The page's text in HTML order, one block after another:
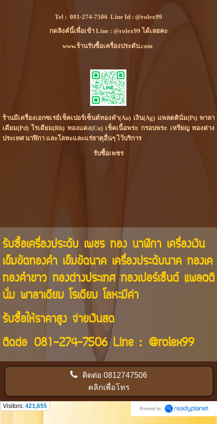
Tel : 081-274-7506 Line Id : @rolex99
กดลิงค์นี้เพื่อเข้า Line : @rolex99 ได้เลยคะ
www.ร้านรับซื้อเครื่องประดับ.com
ร้านมีเครื่องเอกซเรย์เช็คเปอร์เซ็นต์ทองคำ(Au) เงิน(Ag) แพลตตินั่ม(Pt) พาลา
เดียม(Pd) โรเดียม(Rh) ทองแดง(Cu) เช็คเนื้อพระ กรอบพระ เหรียญ ทองต่าง
ประเทศ นาฬิกา และโลหะและแร่ธาตุอื่นๆ ไว้บริการ
รับซื้อเพชร
รับซื้อเครื่องประดับ เพชร ทอง นาฬิกา เครื่องเงิน
เข็มขัดทองคำ เข็มขัดนาค เครื่องประดับนาค ทองเค
ทองคำขาว ทองต่างประเทศ ทองเปอร์เซ็นต์ แพลตติ
นั่ม พาลาเดียม โรเดียม โลหะมีค่า
รับซื้อให้ราคาสูง จ่ายเงินสด
ติดต่อ 081-274-7506Line : @rolex99
ติดต่อ0812747506
คลิกเพื่อโทร
Visitors: 421,655